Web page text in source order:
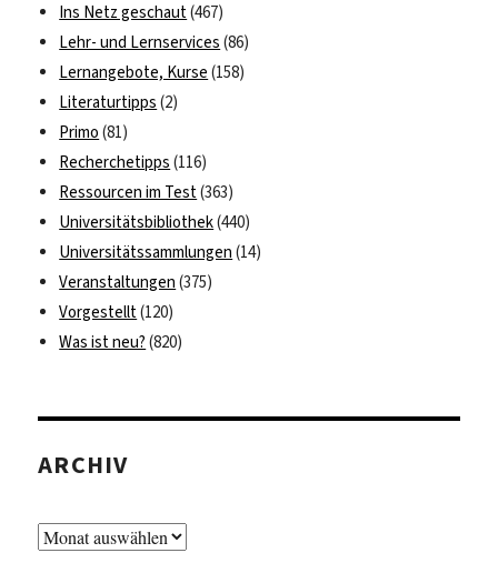
Ins Netz geschaut(467)
Lehr- und Lernservices (86)
Lernangebote, Kurse (158)
Literaturtipps (2)
Primo (81)
Recherchetipps (116)
Ressourcen im Test(363)
Universitätsbibliothek(440)
Universitätssammlungen (14)
Veranstaltungen (375)
Vorgestellt(120)
Was ist neu? (820)
ARCHIV
Archiv